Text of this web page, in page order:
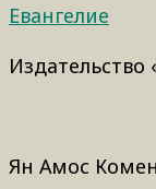
Евангелие
Ян Амос